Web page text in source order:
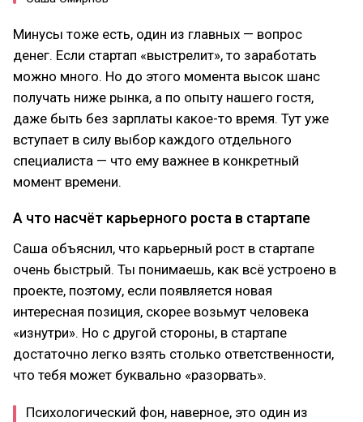
Минусы тоже есть, один из главных — вопрос
денег. Если стартап «выстрелит», то заработать
можно много. Но до этого момента высок шанс
получать ниже рынка, а по опыту нашего гостя,
даже быть без зарплаты какое-то время. Тут уже
вступает в силу выбор каждого отдельного
специалиста — что ему важнее в конкретный
момент времени.
А что насчёт карьерного роста в стартапе
Саша объяснил, что карьерный рост в стартапе
очень быстрый. Ты понимаешь, как всё устроено в
проекте, поэтому, если появляется новая
интересная позиция, скорее возьмут человека
«изнутри». Но с другой стороны, в стартапе
достаточно легко взять столько ответственности,
что тебя может буквально «разорвать».
Психологический фон, наверное, это один из